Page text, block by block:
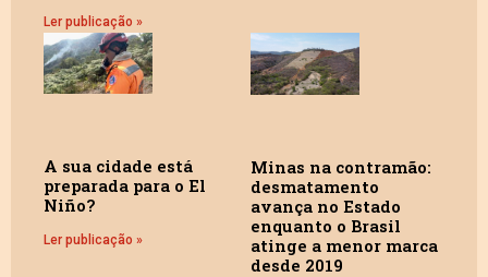
Ler publicação »
A sua cidade está
preparada para o El
Niño?
Ler publicação »
Minas na contramão:
desmatamento
avança no Estado
enquanto o Brasil
atinge a menor marca
desde 2019